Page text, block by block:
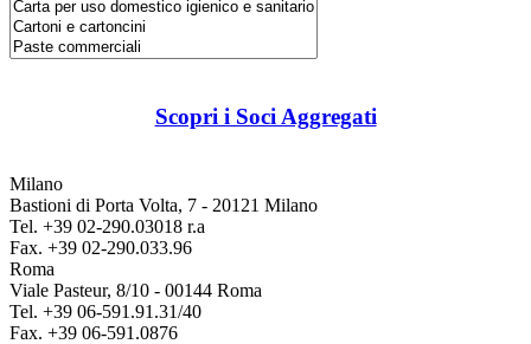
Scopri i Soci Aggregati
Milano
Bastioni di Porta Volta, 7 - 20121 Milano
Tel. +39 02-290.03018 r.a
Fax. +39 02-290.033.96
Roma
Viale Pasteur, 8/10 - 00144 Roma
Tel. +39 06-591.91.31/40
Fax. +39 06-591.0876